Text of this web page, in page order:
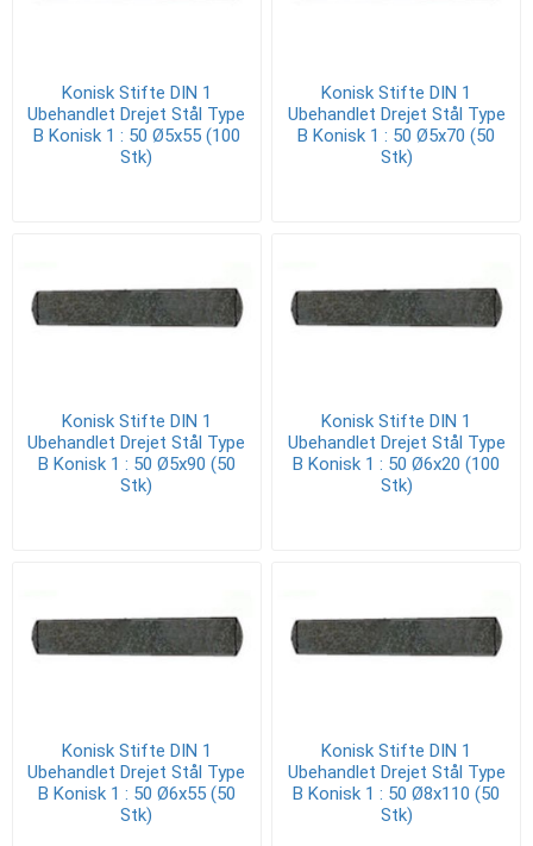
Konisk Stifte DIN 1
Ubehandlet Drejet Stål Type
B Konisk 1 : 50 Ø5x55 (100
Stk)
Konisk Stifte DIN 1
Ubehandlet Drejet Stål Type
B Konisk 1 : 50 Ø5x70 (50
Stk)
Konisk Stifte DIN 1
Ubehandlet Drejet Stål Type
B Konisk 1 : 50 Ø5x90 (50
Stk)
Konisk Stifte DIN 1
Ubehandlet Drejet Stål Type
B Konisk 1 : 50 Ø6x20 (100
Stk)
Konisk Stifte DIN 1
Ubehandlet Drejet Stål Type
B Konisk 1 : 50 Ø6x55 (50
Stk)
Konisk Stifte DIN 1
Ubehandlet Drejet Stål Type
B Konisk 1 : 50 Ø8x110 (50
Stk)